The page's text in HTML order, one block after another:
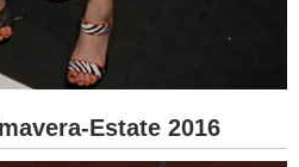
Estate 2016